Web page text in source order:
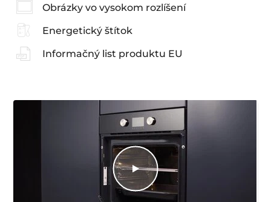
Obrázky vo vysokom rozlíšení
Energetický štítok
Informačný list produktu EU